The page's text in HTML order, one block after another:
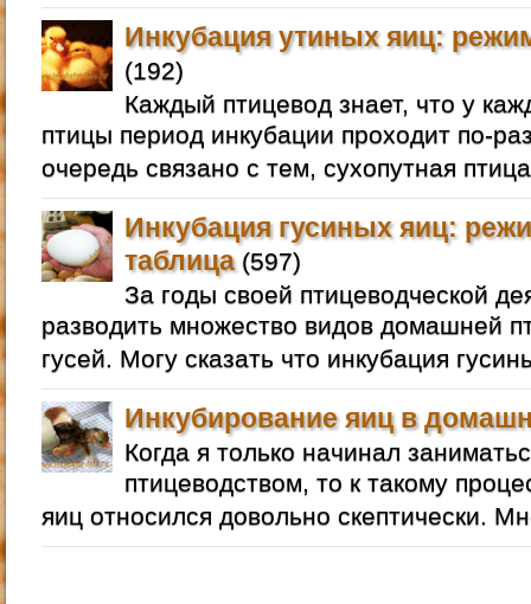
Инкубация утиных яиц:
(192)
Каждый птицевод знает, что у
птицы период инкубации проходит по-
очередь связано с тем, сухопутная
Инкубация гусиных яиц:
таблица(597)
За годы своей птицеводческой
разводить множество видов домашней
гусей. Могу сказать что инкубация
Инкубирование яиц в
Когда я только начинал
птицеводством, то к такому
яиц относился довольно скептически.